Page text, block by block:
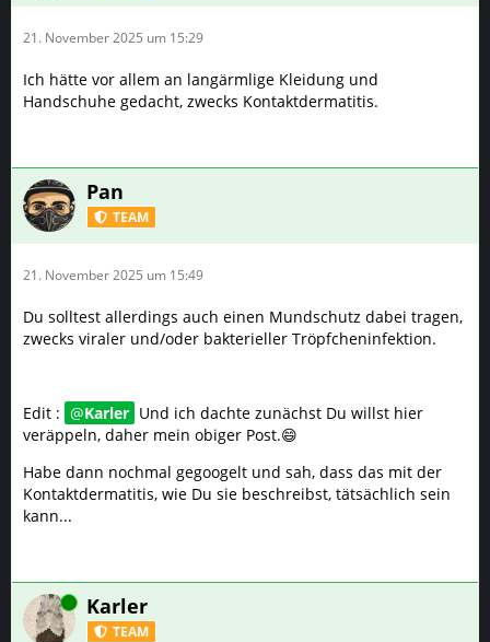
21. November 2025 um 15:29
Ich hätte vor allem an langärmlige Kleidung und
Handschuhe gedacht, zwecks Kontaktdermatitis.
Pan
TEAM
21. November 2025 um 15:49
Du solltest allerdings auch einen Mundschutz dabei tragen,
zwecks viraler und/oder bakterieller Tröpfcheninfektion.
Edit : Karler Und ich dachte zunächst Du willst hier
veräppeln, daher mein obiger Post.😄
Habe dann nochmal gegoogelt und sah, dass das mit der
Kontaktdermatitis, wie Du sie beschreibst, tätsächlich sein
kann...
Online Karler
TEAM